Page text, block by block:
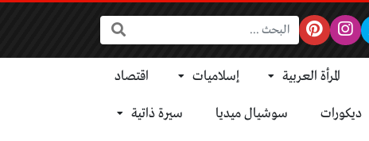
البحث:
المرأة العربية إسلاميات اقتصاد
ديكورات سوشيال ميديا سيرة ذاتية